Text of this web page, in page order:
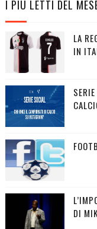
I PIÙ LETTI DEL
LA
IN
DI